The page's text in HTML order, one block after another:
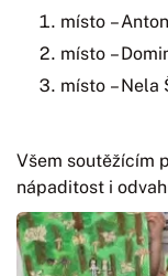
místo –
místo –
místo – Nela
Všem soutěžícím
nápaditost i